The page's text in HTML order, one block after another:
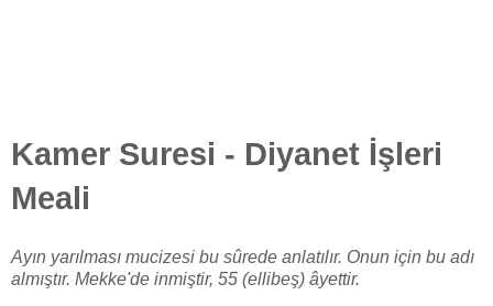
Kamer Suresi - Diyanet İşleri
Meali
Ayın yarılması mucizesi bu sûrede anlatılır. Onun için bu adı
almıştır. Mekke'de inmiştir, 55 (ellibeş) âyettir.